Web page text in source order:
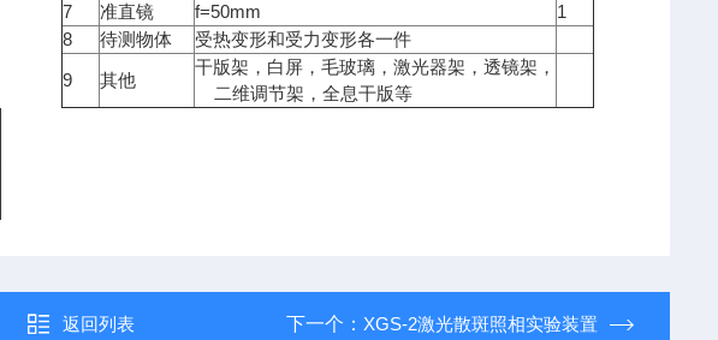
7
准直镜 f=50mm
1
8
待测物体 受热变形和受力变形各一件
9 其他
干版架，白屏，毛玻璃，激光器架，透镜架，
二维调节架，全息干版等
返回列表 下一个： XGS-2激光散斑照相实验装置